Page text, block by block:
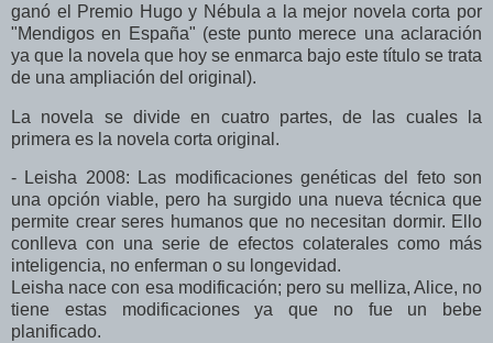
ganó el Premio Hugo y Nébula a la mejor novela corta por
"Mendigos en España" (este punto merece una aclaración
ya que la novela que hoy se enmarca bajo este título se trata
de una ampliación del original).
La novela se divide en cuatro partes, de las cuales la
primera es la novela corta original.
- Leisha 2008: Las modificaciones genéticas del feto son
una opción viable, pero ha surgido una nueva técnica que
permite crear seres humanos que no necesitan dormir. Ello
conlleva con una serie de efectos colaterales como más
inteligencia, no enferman o su longevidad.
Leisha nace con esa modificación; pero su melliza, Alice, no
tiene estas modificaciones ya que no fue un bebe
planificado.